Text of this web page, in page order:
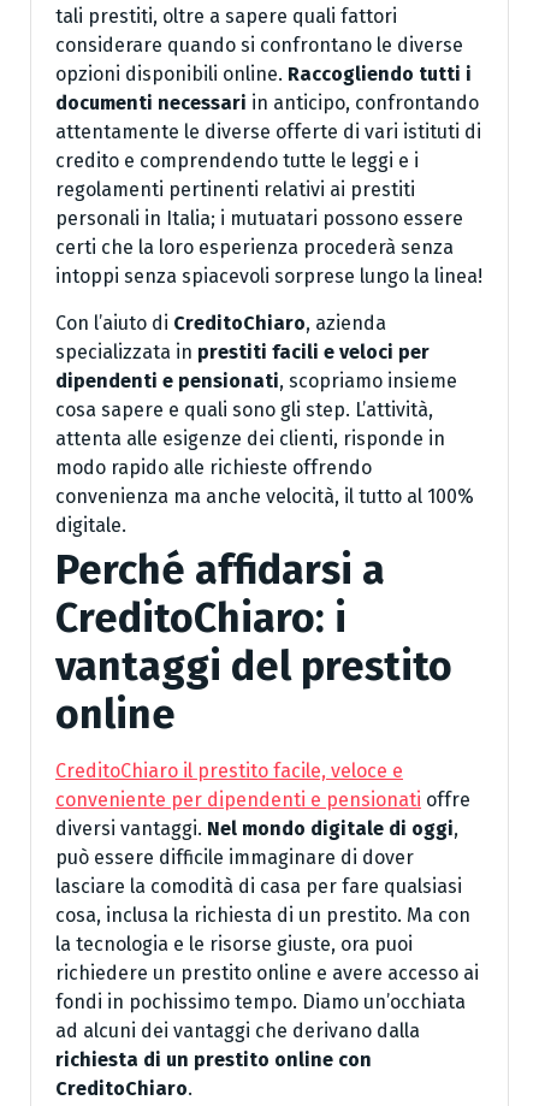
tali prestiti, oltre a sapere quali fattori
considerare quando si confrontano le diverse
opzioni disponibili online. Raccogliendo tutti i
documenti necessari in anticipo, confrontando
attentamente le diverse offerte di vari istituti di
credito e comprendendo tutte le leggi e i
regolamenti pertinenti relativi ai prestiti
personali in Italia; i mutuatari possono essere
certi che la loro esperienza procederà senza
intoppi senza spiacevoli sorprese lungo la linea!
Con l’aiuto di CreditoChiaro, azienda
specializzata in prestiti facili e veloci per
dipendenti e pensionati, scopriamo insieme
cosa sapere e quali sono gli step. L’attività,
attenta alle esigenze dei clienti, risponde in
modo rapido alle richieste offrendo
convenienza ma anche velocità, il tutto al 100%
digitale.
Perché affidarsi a
CreditoChiaro: i
vantaggi del prestito
online
CreditoChiaro il prestito facile, veloce e
conveniente per dipendenti e pensionati offre
diversi vantaggi. Nel mondo digitale di oggi,
può essere difficile immaginare di dover
lasciare la comodità di casa per fare qualsiasi
cosa, inclusa la richiesta di un prestito. Ma con
la tecnologia e le risorse giuste, ora puoi
richiedere un prestito online e avere accesso ai
fondi in pochissimo tempo. Diamo un’occhiata
ad alcuni dei vantaggi che derivano dalla
richiesta di un prestito online con
CreditoChiaro.